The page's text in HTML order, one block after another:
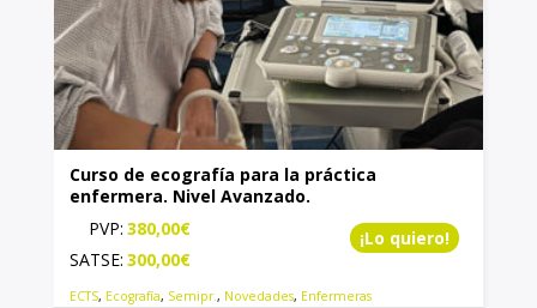
Curso de ecografía para la práctica
enfermera. Nivel Avanzado.
PVP: 380,00€
SATSE: 300,00€
¡Lo quiero!
ECTS, Ecografía, Semipr., Novedades, Enfermeras